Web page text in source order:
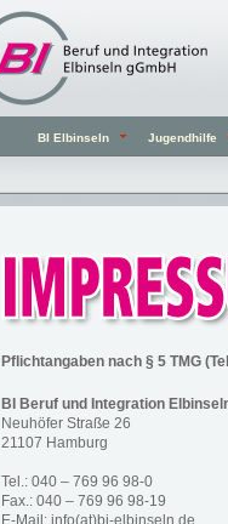
Pflichtangaben nach § 5 TMG
BI Beruf und Integration
Neuhöfer Straße 26
21107 Hamburg
Tel.: 040 – 769 96 98-0
Fax.: 040 – 769 96 98-19
E-Mail: info(at)bi-elbinseln.de
BI Elbinseln Jugendhilfe